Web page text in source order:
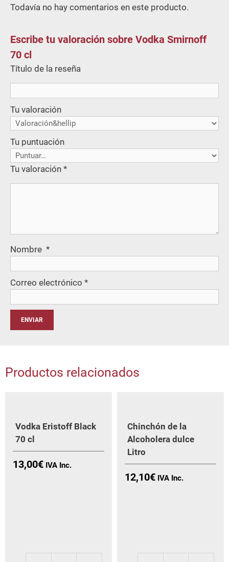
Todavía no hay comentarios en este producto.
Escribe tu valoración sobre Vodka Smirnoff
70 cl
Título de la reseña
Tu valoración
Tu puntuación
Tu valoración *
Nombre *
Correo electrónico *
Productos relacionados
Vodka Eristoff Black
70 cl
13,00€
Chinchón de la
Alcoholera dulce
Litro
12,10€